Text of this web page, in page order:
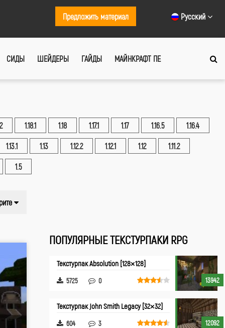
Русский
Предложить материал
СИДЫ ШЕЙДЕРЫ ГАЙДЫ МАЙНКРАФТ ПЕ
1.18.1 1.18 1.17.1 1.17 1.16.5 1.16.4
1.13.1 1.13 1.12.2 1.12.1 1.12 1.11.2
1.5
ПОПУЛЯРНЫЕ ТЕКСТУРПАКИ RPG
13942
Текстурпак Absolution [128×128]
5725 0
12092
Текстурпак John Smith Legacy [32×32]
604 3